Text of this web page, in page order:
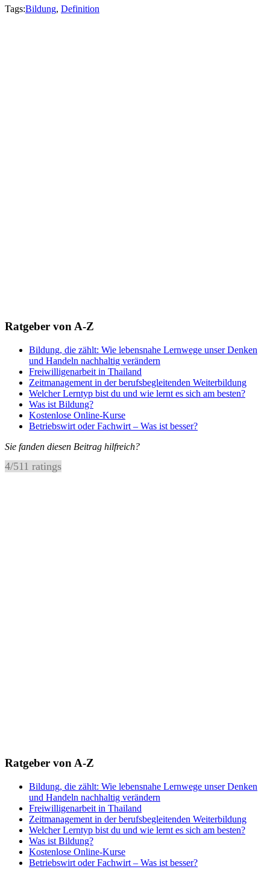
Tags:Bildung, Definition
Ratgeber von A-Z
Bildung, die zählt: Wie lebensnahe Lernwege unser Denken
und Handeln nachhaltig verändern
Freiwilligenarbeit in Thailand
Zeitmanagement in der berufsbegleitenden Weiterbildung
Welcher Lerntyp bist du und wie lernt es sich am besten?
Was ist Bildung?
Kostenlose Online-Kurse
Betriebswirt oder Fachwirt – Was ist besser?
Sie fanden diesen Beitrag hilfreich?
4/511 ratings
Ratgeber von A-Z
Bildung, die zählt: Wie lebensnahe Lernwege unser Denken
und Handeln nachhaltig verändern
Freiwilligenarbeit in Thailand
Zeitmanagement in der berufsbegleitenden Weiterbildung
Welcher Lerntyp bist du und wie lernt es sich am besten?
Was ist Bildung?
Kostenlose Online-Kurse
Betriebswirt oder Fachwirt – Was ist besser?